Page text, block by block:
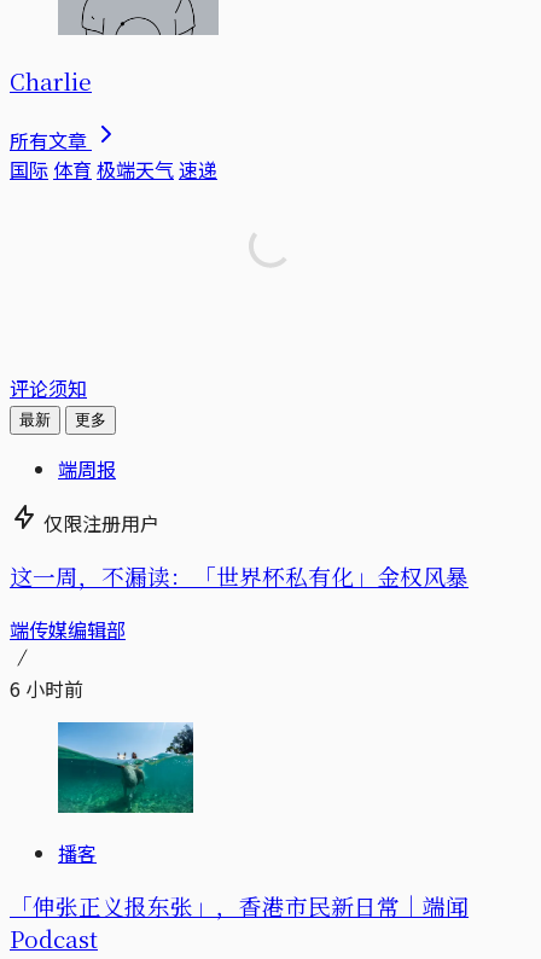
Charlie
所有文章
国际 体育 极端天气速递
评论须知
最新 更多
端周报
仅限注册用户
这一周，不漏读：「世界杯私有化」金权风暴
端传媒编辑部
6 小时前
播客
「伸张正义报东张」，香港市民新日常｜端闻
Podcast